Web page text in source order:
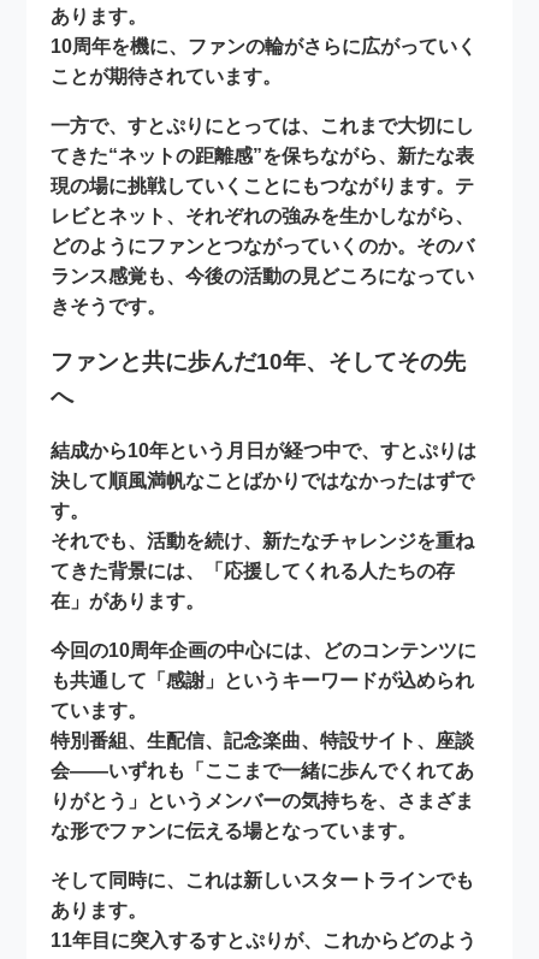
あります。
10周年を機に、ファンの輪がさらに広がっていく
ことが期待されています。
一方で、すとぷりにとっては、これまで大切にし
てきた“ネットの距離感”を保ちながら、新たな表
現の場に挑戦していくことにもつながります。テ
レビとネット、それぞれの強みを生かしながら、
どのようにファンとつながっていくのか。そのバ
ランス感覚も、今後の活動の見どころになってい
きそうです。
ファンと共に歩んだ10年、そしてその先
へ
結成から10年という月日が経つ中で、すとぷりは
決して順風満帆なことばかりではなかったはずで
す。
それでも、活動を続け、新たなチャレンジを重ね
てきた背景には、
「応援してくれる人たちの存
在」があります。
今回の10周年企画の中心には、どのコンテンツに
も共通して 「感謝」 というキーワードが込められ
ています。
特別番組、生配信、記念楽曲、特設サイト、座談
会――いずれも「ここまで一緒に歩んでくれてあ
りがとう」というメンバーの気持ちを、さまざま
な形でファンに伝える場となっています。
そして同時に、これは新しいスタートラインでも
あります。
11年目に突入するすとぷりが、これからどのよう